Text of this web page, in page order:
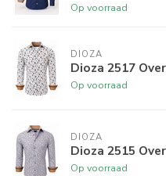
Op voorraad
DIOZA
Dioza 2517
Op voorraad
DIOZA
Dioza 2515
Op voorraad